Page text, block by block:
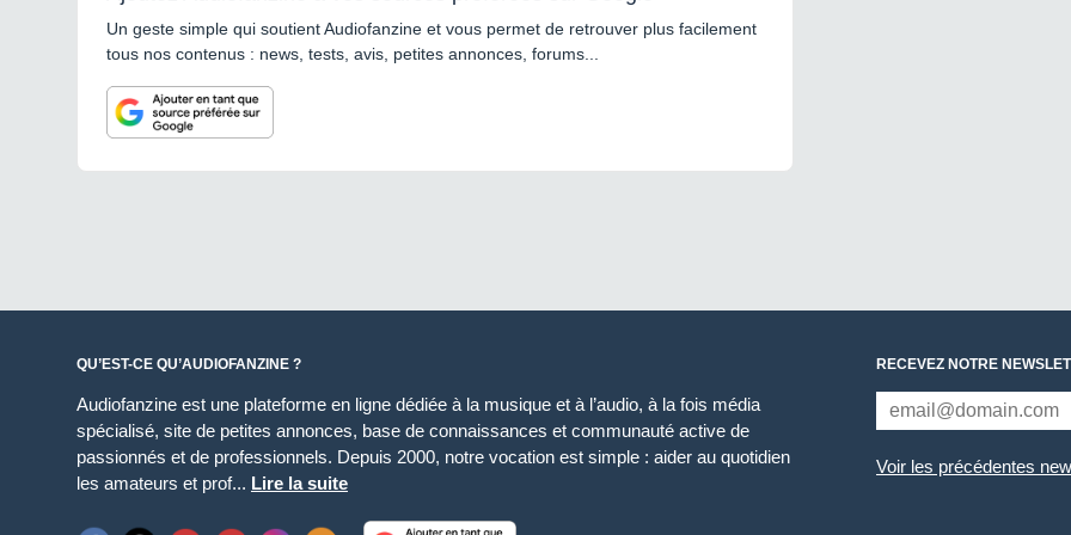
Un geste simple qui soutient Audiofanzine et vous permet de retrouver plus facilement
tous nos contenus : news, tests, avis, petites annonces, forums...
QU’EST-CE QU’AUDIOFANZINE ?
Audiofanzine est une plateforme en ligne dédiée à la musique et à l’audio, à la fois média
spécialisé, site de petites annonces, base de connaissances et communauté active de
passionnés et de professionnels. Depuis 2000, notre vocation est simple : aider au quotidien
les amateurs et prof... Lire la suite
RECEVEZ NOTRE
Voir les précédentes